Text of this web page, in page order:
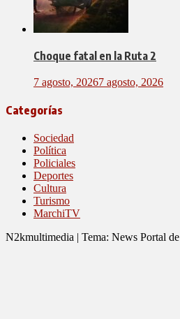
Choque fatal en la Ruta 2
7 agosto, 20267 agosto, 2026
Categorías
Sociedad
Política
Policiales
Deportes
Cultura
Turismo
MarchiTV
N2kmultimedia | Tema: News Portal de